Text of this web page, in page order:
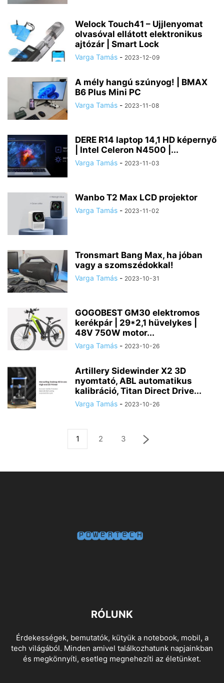
Welock Touch41 – Ujjlenyomat
olvasóval ellátott elektronikus
ajtózár | Smart Lock
Varga Tamás - 2023-12-09
A mély hangú szúnyog! | BMAX
B6 Plus Mini PC
Varga Tamás - 2023-11-08
DERE R14 laptop 14,1 HD képernyő
| Intel Celeron N4500 |...
Varga Tamás - 2023-11-03
Wanbo T2 Max LCD projektor
Varga Tamás - 2023-11-02
Tronsmart Bang Max, ha jóban
vagy a szomszédokkal!
Varga Tamás - 2023-10-31
GOGOBEST GM30 elektromos
kerékpár | 29*2,1 hüvelykes |
48V 750W motor...
Varga Tamás - 2023-10-26
Artillery Sidewinder X2 3D
nyomtató, ABL automatikus
kalibráció, Titan Direct Drive...
Varga Tamás - 2023-10-26
1 2 3
RÓLUNK
Érdekességek, bemutatók, kütyük a notebook, mobil, a
tech világából. Minden amivel találkozhatunk napjainkban
és megkönnyíti, esetleg megnehezíti az életünket.